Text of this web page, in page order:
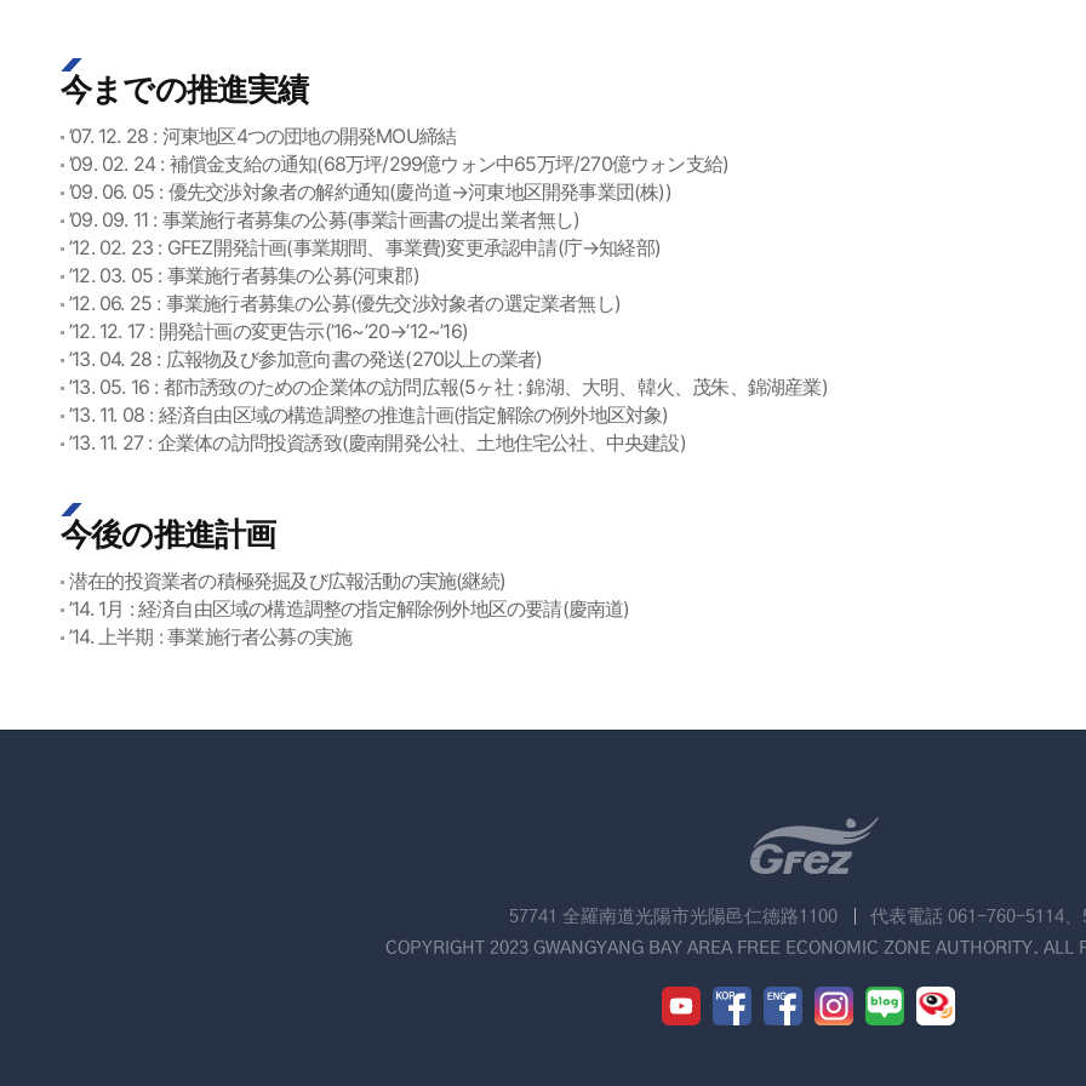
今までの推進実績
’07. 12. 28 : 河東地区4つの団地の開発MOU締結
’09. 02. 24 : 補償金支給の通知(68万坪/299億ウォン中65万坪/270億ウォン支給)
’09. 06. 05 : 優先交渉対象者の解約通知(慶尚道→河東地区開発事業団(株))
’09. 09. 11 : 事業施行者募集の公募(事業計画書の提出業者無し)
’12. 02. 23 : GFEZ開発計画(事業期間、事業費)変更承認申請(庁→知経部)
’12. 03. 05 : 事業施行者募集の公募(河東郡)
’12. 06. 25 : 事業施行者募集の公募(優先交渉対象者の選定業者無し)
’12. 12. 17 : 開発計画の変更告示(’16~’20→’12~’16)
’13. 04. 28 : 広報物及び参加意向書の発送(270以上の業者)
’13. 05. 16 : 都市誘致のための企業体の訪問広報(5ヶ社 : 錦湖、大明、韓火、茂朱、錦湖産業)
’13. 11. 08 : 経済自由区域の構造調整の推進計画(指定解除の例外地区対象)
’13. 11. 27 : 企業体の訪問投資誘致(慶南開発公社、土地住宅公社、中央建設)
今後の推進計画
潜在的投資業者の積極発掘及び広報活動の実施(継続)
’14. 1月 : 経済自由区域の構造調整の指定解除例外地区の要請(慶南道)
’14. 上半期 : 事業施行者公募の実施
57741 全羅南道光陽市光陽邑仁徳路1100
代表電話 061-760-5114、
COPYRIGHT 2023 GWANGYANG BAY AREA FREE ECONOMIC ZONE AUTHORITY. ALL